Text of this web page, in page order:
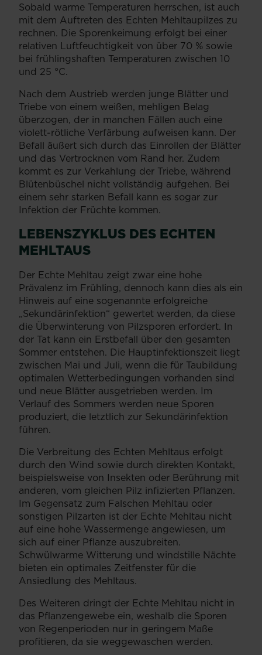
Sobald warme Temperaturen herrschen, ist auch
mit dem Auftreten des Echten Mehltaupilzes zu
rechnen. Die Sporenkeimung erfolgt bei einer
relativen Luftfeuchtigkeit von über 70 % sowie
bei frühlingshaften Temperaturen zwischen 10
und 25 °C.
Nach dem Austrieb werden junge Blätter und
Triebe von einem weißen, mehligen Belag
überzogen, der in manchen Fällen auch eine
violett-rötliche Verfärbung aufweisen kann. Der
Befall äußert sich durch das Einrollen der Blätter
und das Vertrocknen vom Rand her. Zudem
kommt es zur Verkahlung der Triebe, während
Blütenbüschel nicht vollständig aufgehen. Bei
einem sehr starken Befall kann es sogar zur
Infektion der Früchte kommen.
LEBENSZYKLUS DES ECHTEN
MEHLTAUS
Der Echte Mehltau zeigt zwar eine hohe
Prävalenz im Frühling, dennoch kann dies als ein
Hinweis auf eine sogenannte erfolgreiche
„Sekundärinfektion“ gewertet werden, da diese
die Überwinterung von Pilzsporen erfordert. In
der Tat kann ein Erstbefall über den gesamten
Sommer entstehen. Die Hauptinfektionszeit liegt
zwischen Mai und Juli, wenn die für Taubildung
optimalen Wetterbedingungen vorhanden sind
und neue Blätter ausgetrieben werden. Im
Verlauf des Sommers werden neue Sporen
produziert, die letztlich zur Sekundärinfektion
führen.
Die Verbreitung des Echten Mehltaus erfolgt
durch den Wind sowie durch direkten Kontakt,
beispielsweise von Insekten oder Berührung mit
anderen, vom gleichen Pilz infizierten Pflanzen.
Im Gegensatz zum Falschen Mehltau oder
sonstigen Pilzarten ist der Echte Mehltau nicht
auf eine hohe Wassermenge angewiesen, um
sich auf einer Pflanze auszubreiten.
Schwülwarme Witterung und windstille Nächte
bieten ein optimales Zeitfenster für die
Ansiedlung des Mehltaus.
Des Weiteren dringt der Echte Mehltau nicht in
das Pflanzengewebe ein, weshalb die Sporen
von Regenperioden nur in geringem Maße
profitieren, da sie weggewaschen werden.